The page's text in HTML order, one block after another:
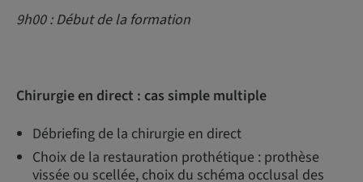
9h00 : Début de la formation
Chirurgie en direct : cas simple multiple
Débriefing de la chirurgie en direct
Choix de la restauration prothétique : prothèse
vissée ou scellée, choix du schéma occlusal des